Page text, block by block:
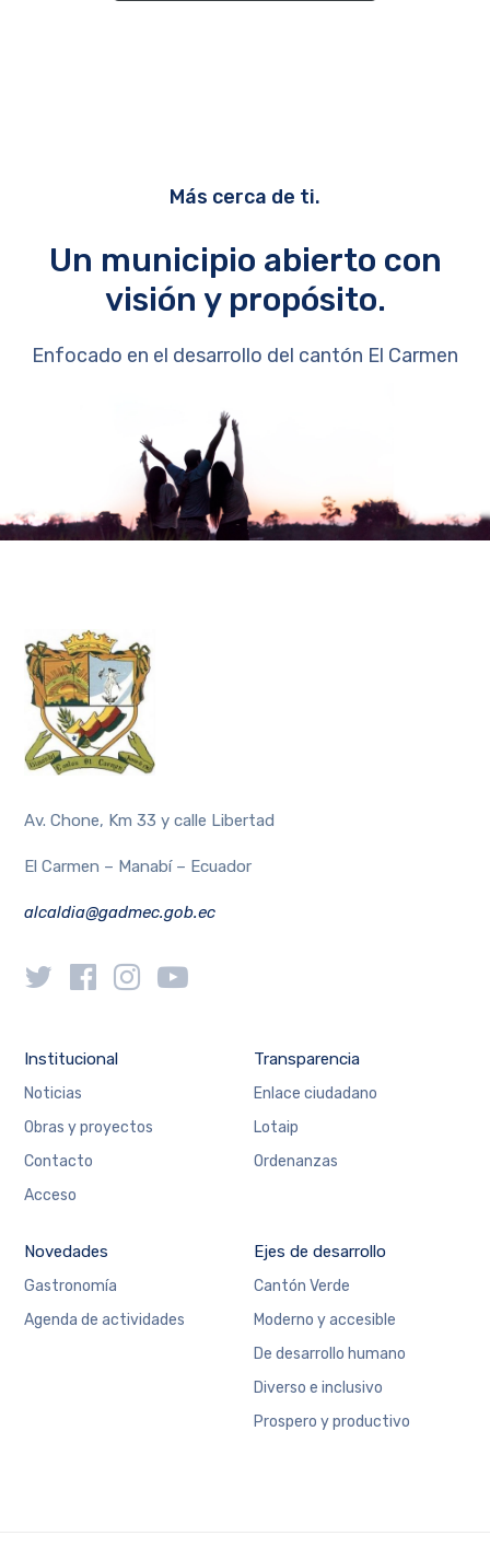
Más cerca de ti.
Un municipio abierto con
visión y propósito.
Enfocado en el desarrollo del cantón El Carmen
Av. Chone, Km 33 y calle Libertad
El Carmen – Manabí – Ecuador
alcaldia@gadmec.gob.ec
Institucional
Noticias
Obras y proyectos
Contacto
Acceso
Transparencia
Enlace ciudadano
Lotaip
Ordenanzas
Novedades
Gastronomía
Agenda de actividades
Ejes de desarrollo
Cantón Verde
Moderno y accesible
De desarrollo humano
Diverso e inclusivo
Prospero y productivo